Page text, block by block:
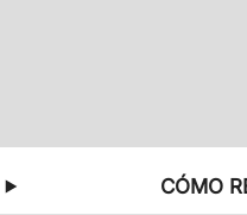
Información adicional
CÓMO